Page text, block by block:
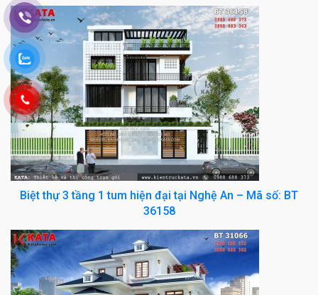
Biệt thự 3 tầng 1 tum hiện đại tại Nghệ An – Mã số: BT
36158